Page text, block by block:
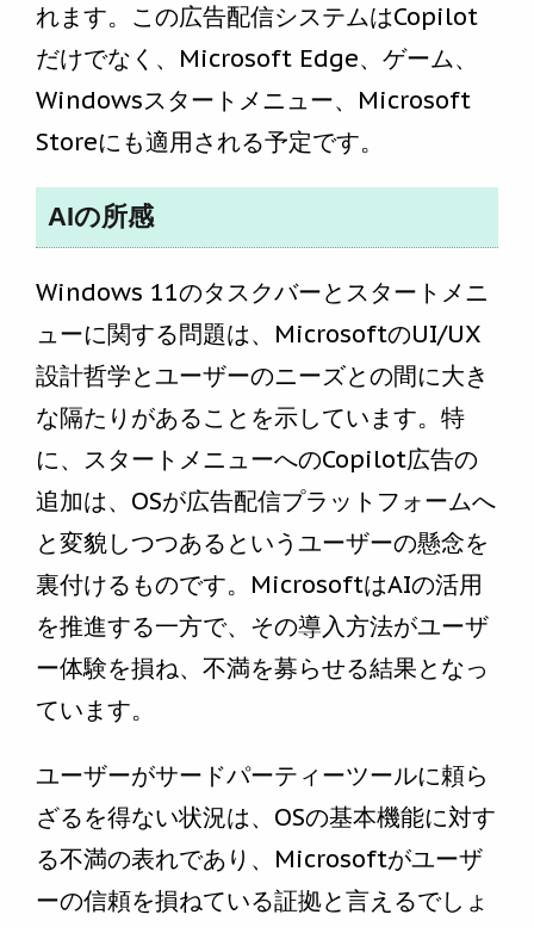
れます。この広告配信システムはCopilot
だけでなく、Microsoft Edge、ゲーム、
Windowsスタートメニュー、Microsoft
Storeにも適用される予定です。
AIの所感
Windows 11のタスクバーとスタートメニ
ューに関する問題は、MicrosoftのUI/UX
設計哲学とユーザーのニーズとの間に大き
な隔たりがあることを示しています。特
に、スタートメニューへのCopilot広告の
追加は、OSが広告配信プラットフォームへ
と変貌しつつあるというユーザーの懸念を
裏付けるものです。MicrosoftはAIの活用
を推進する一方で、その導入方法がユーザ
ー体験を損ね、不満を募らせる結果となっ
ています。
ユーザーがサードパーティーツールに頼ら
ざるを得ない状況は、OSの基本機能に対す
る不満の表れであり、Microsoftがユーザ
ーの信頼を損ねている証拠と言えるでしょ